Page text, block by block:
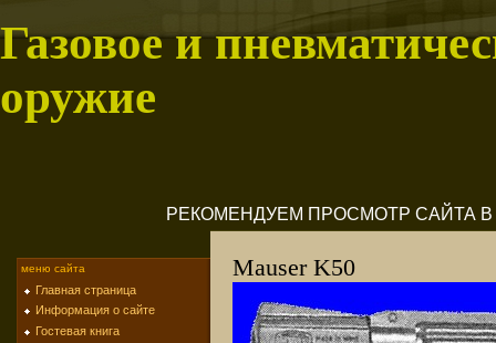
Газовое и
оружие
РЕКОМЕНДУЕМ ПРОСМОТР САЙТА В
меню сайта
Главная страница
Информация о сайте
Гостевая книга
Mauser K50